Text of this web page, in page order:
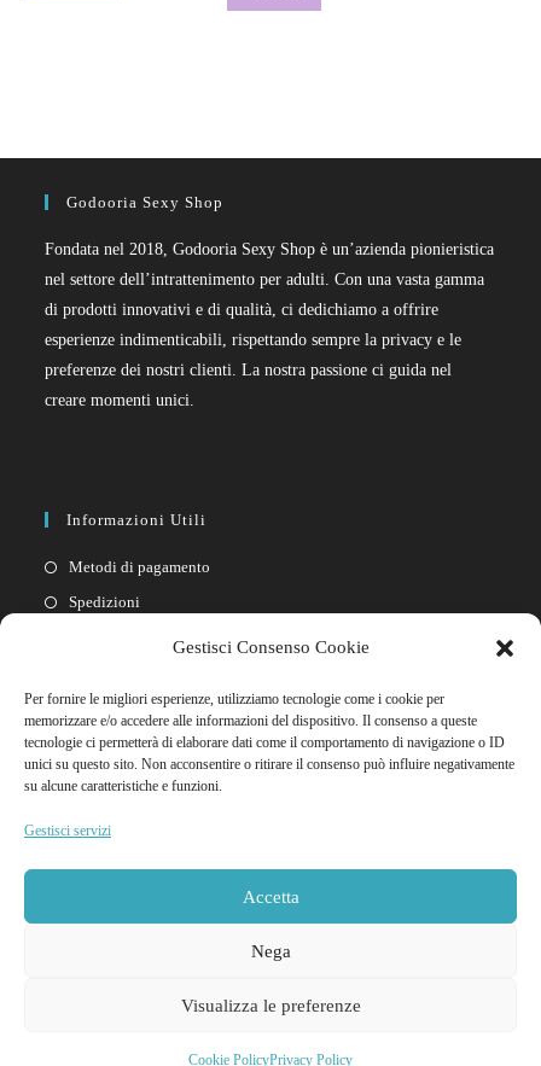
Gestisci Consenso Cookie
Per fornire le migliori esperienze, utilizziamo tecnologie come i cookie per
memorizzare e/o accedere alle informazioni del dispositivo. Il consenso a queste
tecnologie ci permetterà di elaborare dati come il comportamento di navigazione o ID
unici su questo sito. Non acconsentire o ritirare il consenso può influire negativamente
su alcune caratteristiche e funzioni.
Gestisci servizi
Accetta
Nega
Visualizza le preferenze
Cookie PolicyPrivacy Policy
Godooria Sexy Shop
Fondata nel 2018, Godooria Sexy Shop è un’azienda pionieristica
nel settore dell’intrattenimento per adulti. Con una vasta gamma
di prodotti innovativi e di qualità, ci dedichiamo a offrire
esperienze indimenticabili, rispettando sempre la privacy e le
preferenze dei nostri clienti. La nostra passione ci guida nel
creare momenti unici.
Informazioni Utili
Metodi di pagamento
Spedizioni
Cookie policy
Link Rapidi
© 2026 Godooria Sexy Shop Tutti i diritti riservati | NIF Y4837466M - Ditta